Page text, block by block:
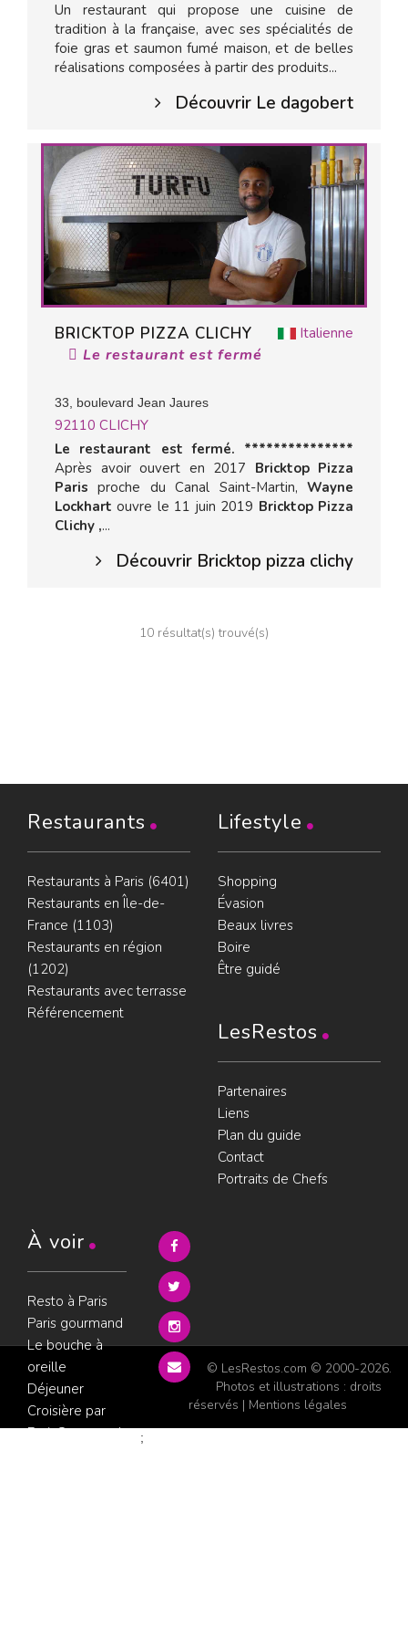
Un restaurant qui propose une cuisine de
tradition à la française, avec ses spécialités de
foie gras et saumon fumé maison, et de belles
réalisations composées à partir des produits...
Découvrir Le dagobert
Italienne
BRICKTOP PIZZA CLICHY
Le restaurant est fermé
33, boulevard Jean Jaures
92110 CLICHY
Le restaurant est fermé. ***************
Après avoir ouvert en 2017 Bricktop Pizza
Paris proche du Canal Saint-Martin, Wayne
Lockhart ouvre le 11 juin 2019 Bricktop Pizza
Clichy ,...
Découvrir Bricktop pizza clichy
10 résultat(s) trouvé(s)
Restaurants
Restaurants à Paris (6401)
Restaurants en Île-de-
France (1103)
Restaurants en région
(1202)
Restaurants avec terrasse
Référencement
Lifestyle
Shopping
Évasion
Beaux livres
Boire
Être guidé
LesRestos
Partenaires
Liens
Plan du guide
Contact
Portraits de Chefs
À voir
Resto à Paris
Paris gourmand
Le bouche à
oreille
Déjeuner
Croisière par
ParisGourmand
© LesRestos.com © 2000-2026.
Photos et illustrations : droits
réservés | Mentions légales
;